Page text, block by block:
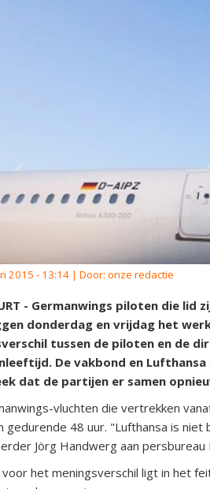
2015 - 13:14 | Door: onze redactie
- Germanwings piloten die
donderdag en vrijdag het
tussen de piloten en de
De vakbond en
dat de partijen er samen
vluchten die vertrekken
gedurende 48 uur. "Lufthansa is
Jörg Handwerg aan persbureau
voor het meningsverschil ligt in het